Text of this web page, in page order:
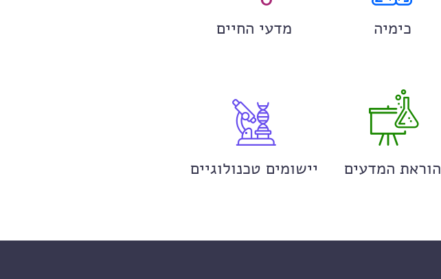
כימיה מדעי החיים
הוראת המדעים יישומים טכנולוגיים